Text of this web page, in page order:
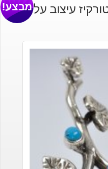
עיצוב עליםמבצע!